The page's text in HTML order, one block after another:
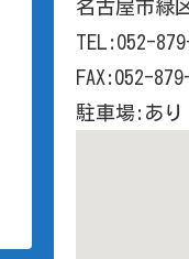
名古屋市緑
TEL:052-
FAX:052-
駐車場:あり